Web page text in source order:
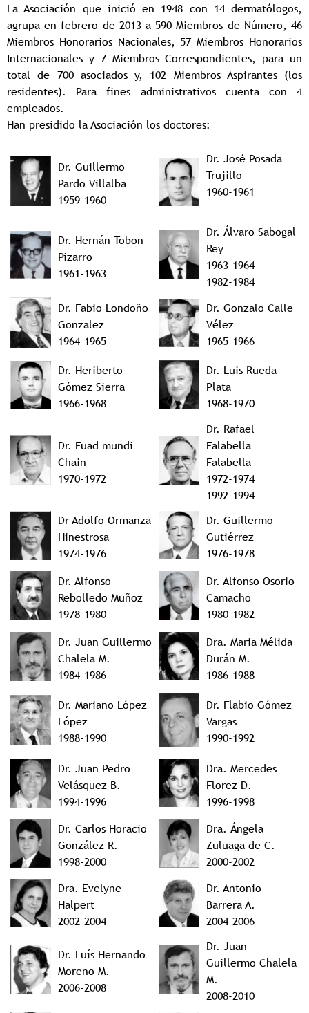
La Asociación que inició en 1948 con 14 dermatólogos,
agrupa en febrero de 2013 a 590 Miembros de Número, 46
Miembros Honorarios Nacionales, 57 Miembros Honorarios
Internacionales y 7 Miembros Correspondientes, para un
total de 700 asociados y, 102 Miembros Aspirantes (los
residentes). Para fines administrativos cuenta con 4
empleados.
Han presidido la Asociación los doctores:
Dr. Guillermo
Pardo Villalba
1959-1960
Dr. José Posada
Trujillo
1960-1961
Dr. Hernán Tobon
Pizarro
1961-1963
Dr. Álvaro Sabogal
Rey
1963-1964
1982-1984
Dr. Fabio Londoño
Gonzalez
1964-1965
Dr. Gonzalo Calle
Vélez
1965-1966
Dr. Heriberto
Gómez Sierra
1966-1968
Dr. Luis Rueda
Plata
1968-1970
Dr. Fuad mundi
Chain
1970-1972
Dr. Rafael
Falabella
Falabella
1972-1974
1992-1994
Dr Adolfo Ormanza
Hinestrosa
1974-1976
Dr. Guillermo
Gutiérrez
1976-1978
Dr. Alfonso
Rebolledo Muñoz
1978-1980
Dr. Alfonso Osorio
Camacho
1980-1982
Dr. Juan Guillermo
Chalela M.
1984-1986
Dra. Maria Mélida
Durán M.
1986-1988
Dr. Mariano López
López
1988-1990
Dr. Flabio Gómez
Vargas
1990-1992
Dr. Juan Pedro
Velásquez B.
1994-1996
Dra. Mercedes
Florez D.
1996-1998
Dr. Carlos Horacio
González R.
1998-2000
Dra. Ángela
Zuluaga de C.
2000-2002
Dra. Evelyne
Halpert
2002-2004
Dr. Antonio
Barrera A.
2004-2006
Dr. Luís Hernando
Moreno M.
2006-2008
Dr. Juan
Guillermo Chalela
M.
2008-2010